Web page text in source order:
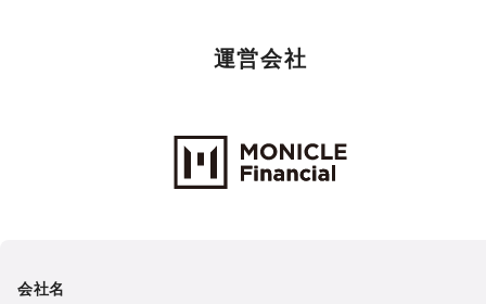
運営会社
Monicle Financial Inc.
会社名